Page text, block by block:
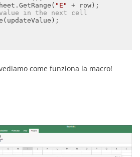
"E"
in the next cell
come funziona la macro!